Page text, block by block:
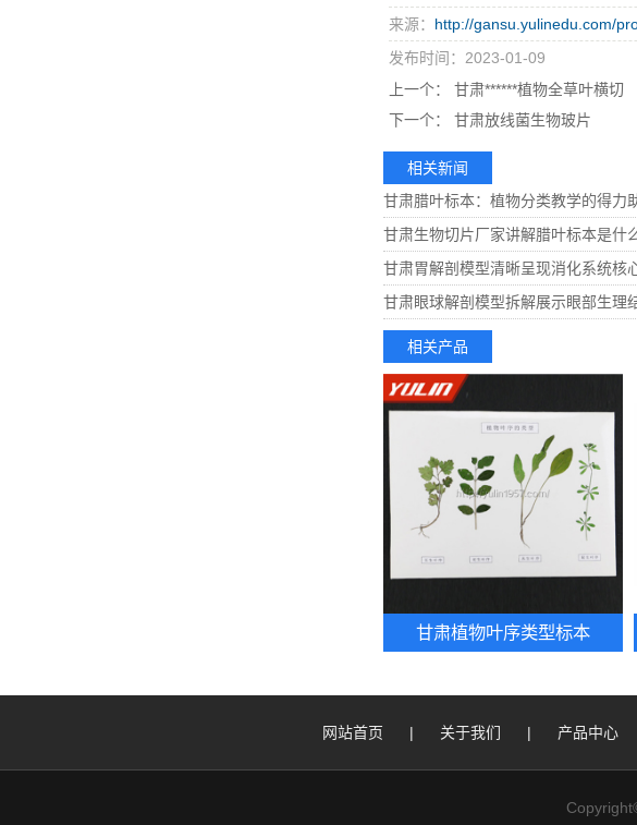
来源： http://gansu.yulinedu.com/
发布时间：2023-01-09
上一个：
甘肃******植物全草叶横切
下一个：
甘肃放线菌生物玻片
相关新闻
甘肃腊叶标本：植物分类教学的得力
甘肃生物切片厂家讲解腊叶标本是什
甘肃胃解剖模型清晰呈现消化系统核
甘肃眼球解剖模型拆解展示眼部生理
相关产品
甘肃植物叶序类型标本
网站首页 | 关于我们 | 产品中心